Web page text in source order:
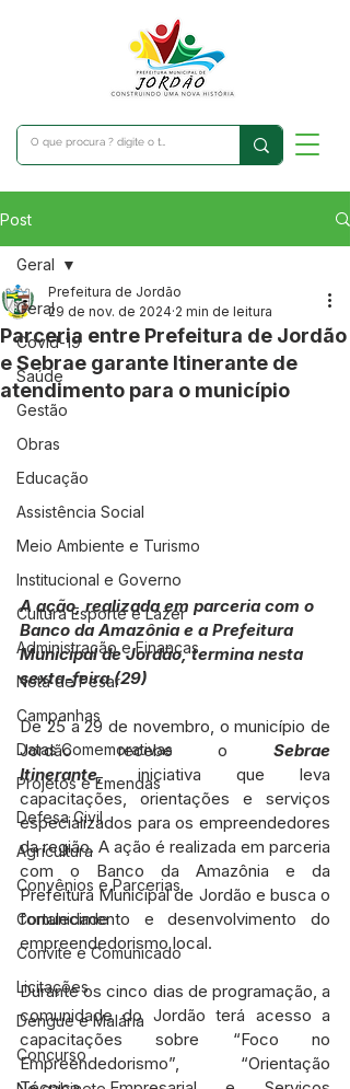
Post
Geral
Covid-19
Saúde
Gestão
Obras
Educação
Assistência Social
Meio Ambiente e Turismo
Institucional e Governo
Cultura Esporte e Lazer
Administração e Finanças
Nota de Pesar
Campanhas
Datas Comemorativas
Projetos e Emendas
Defesa Civil
Agricultura
Convênios e Parcerias
Comunidade
Convite e Comunicado
Licitações
Dengue e Malária
Concurso
Geral
Parceria entre Prefeitura de Jordão
e Sebrae garante Itinerante de
atendimento para o município
Prefeitura de Jordão
29 de nov. de 2024 2 min de leitura
A ação, realizada em parceria com o
Banco da Amazônia e a Prefeitura
Municipal de Jordão, termina nesta
sexta-feira (29)
De 25 a 29 de novembro, o município de
Jordão recebe o Sebrae
Itinerante, iniciativa que leva
capacitações, orientações e serviços
especializados para os empreendedores
da região. A ação é realizada em parceria
com o Banco da Amazônia e da
Prefeitura Municipal de Jordão e busca o
fortalecimento e desenvolvimento do
empreendedorismo local.
Durante os cinco dias de programação, a
comunidade do Jordão terá acesso a
capacitações sobre “Foco no
Empreendedorismo”, “Orientação